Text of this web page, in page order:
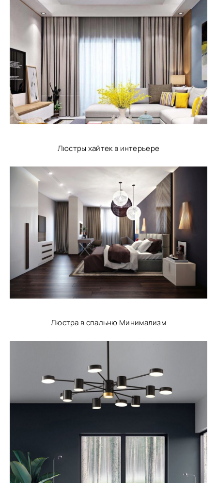
Люстры хайтек в интерьере
Люстра в спальню Минимализм